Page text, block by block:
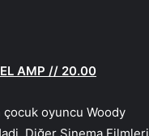
AMP // 20.00
çocuk oyuncu Woody